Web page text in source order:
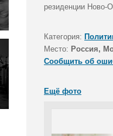
резиденции Ново-
Категория:
Место: Россия,
Сообщить об
Ещё фото